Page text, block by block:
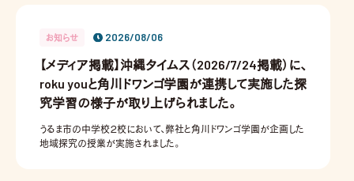
お知らせ 2026/08/06
【メディア掲載】沖縄タイムス（2026/7/24掲載）に、
roku youと角川ドワンゴ学園が連携して実施した探
究学習の様子が取り上げられました。
うるま市の中学校２校において、弊社と角川ドワンゴ学園が企画した
地域探究の授業が実施されました。